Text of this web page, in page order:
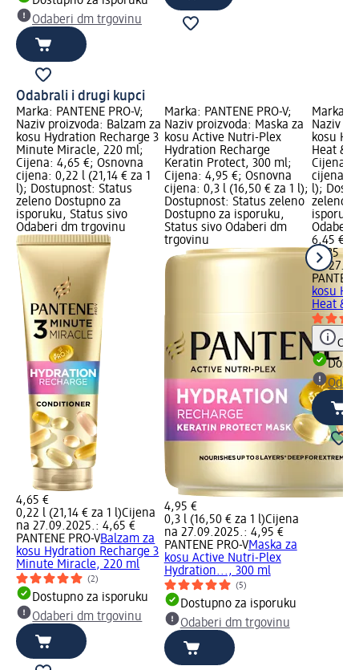
Odaberi dm trgovinu
Odabrali i drugi kupci
Marka: PANTENE PRO-V;
Naziv proizvoda: Balzam za
kosu Hydration Recharge 3
Minute Miracle, 220 ml;
Cijena: 4,65 €; Osnovna
cijena: 0,22 l (21,14 € za 1
l); Dostupnost: Status
zeleno Dostupno za
isporuku, Status sivo
Odaberi dm trgovinu
4,65 €
0,22 l (21,14 € za 1 l)Cijena
na 27.09.2025.: 4,65 €
PANTENE PRO-VBalzam za
kosu Hydration Recharge 3
Minute Miracle, 220 ml
(2)
Dostupno za isporuku
Odaberi dm trgovinu
Marka: PANTENE PRO-V;
Naziv proizvoda: Maska za
kosu Active Nutri-Plex
Hydration Recharge
Keratin Protect, 300 ml;
Cijena: 4,95 €; Osnovna
cijena: 0,3 l (16,50 € za 1 l);
Dostupnost: Status zeleno
Dostupno za isporuku,
Status sivo Odaberi dm
trgovinu
4,95 €
0,3 l (16,50 € za 1 l)Cijena
na 27.09.2025.: 4,95 €
PANTENE PRO-VMaska za
kosu Active Nutri-Plex
Hydration..., 300 ml
(5)
Dostupno za isporuku
Odaberi dm trgovinu
Marka:
Naziv
kosu
Heat &
Cijena:
cijena:
l);
zeleno
Odaberi
6,45 €
0,135 l
na
kosu
Heat &